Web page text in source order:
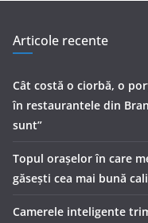
Articole recente
Cât costă o ciorbă, o
în restaurantele din
sunt”
Topul orașelor în care
găsești cea mai bună
Camerele inteligente